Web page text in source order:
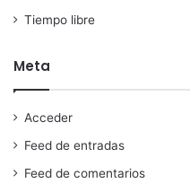
Tiempo libre
Meta
Acceder
Feed de entradas
Feed de comentarios